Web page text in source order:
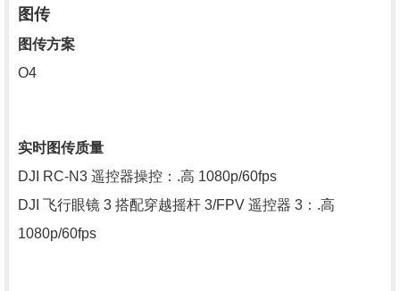
图传
图传方案
O4
实时图传质量
DJI RC-N3 遥控器操控：.高 1080p/60fps
DJI 飞行眼镜 3 搭配穿越摇杆 3/FPV 遥控器 3：.高
1080p/60fps